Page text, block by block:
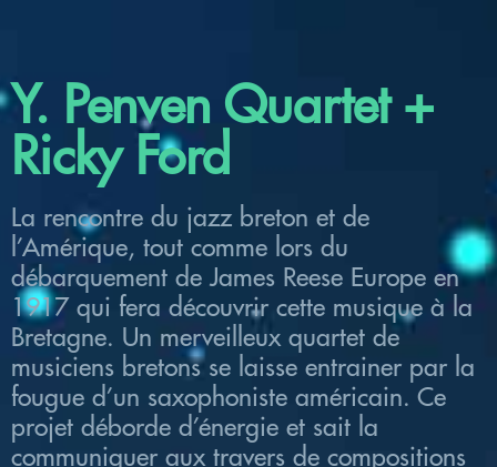
Y. Penven Quartet +
Ricky Ford
La rencontre du jazz breton et de
l’Amérique, tout comme lors du
débarquement de James Reese Europe en
1917 qui fera découvrir cette musique à la
Bretagne. Un merveilleux quartet de
musiciens bretons se laisse entrainer par la
fougue d’un saxophoniste américain. Ce
projet déborde d’énergie et sait la
communiquer aux travers de compositions